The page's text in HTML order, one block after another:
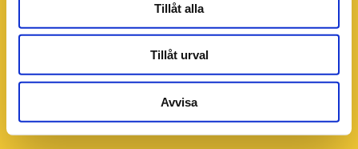
Tillåt alla
Tillåt urval
Avvisa